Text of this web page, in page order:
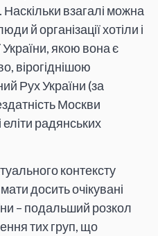
взагалі можна
й організації хотіли і
якою вона є
вірогіднішою
Рух України (за
Москви
радянських
контексту
досить очікувані
– подальший розкол
тих груп, що